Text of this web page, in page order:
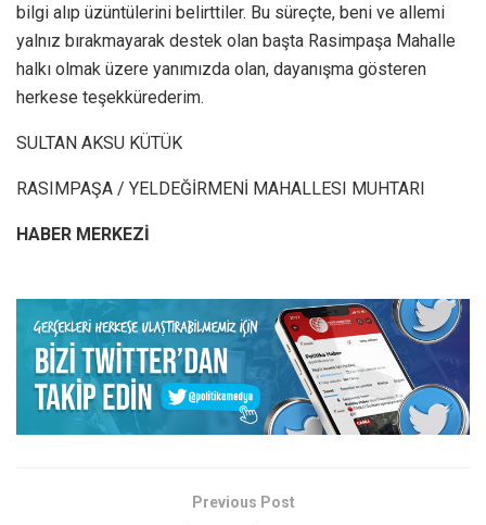
bilgi alıp üzüntülerini belirttiler. Bu süreçte, beni ve allemi
yalnız bırakmayarak destek olan başta Rasimpaşa Mahalle
halkı olmak üzere yanımızda olan, dayanışma gösteren
herkese teşekkürederim.
SULTAN AKSU KÜTÜK
RASIMPAŞA / YELDEĞİRMENİ MAHALLESI MUHTARI
HABER MERKEZİ
Previous Post